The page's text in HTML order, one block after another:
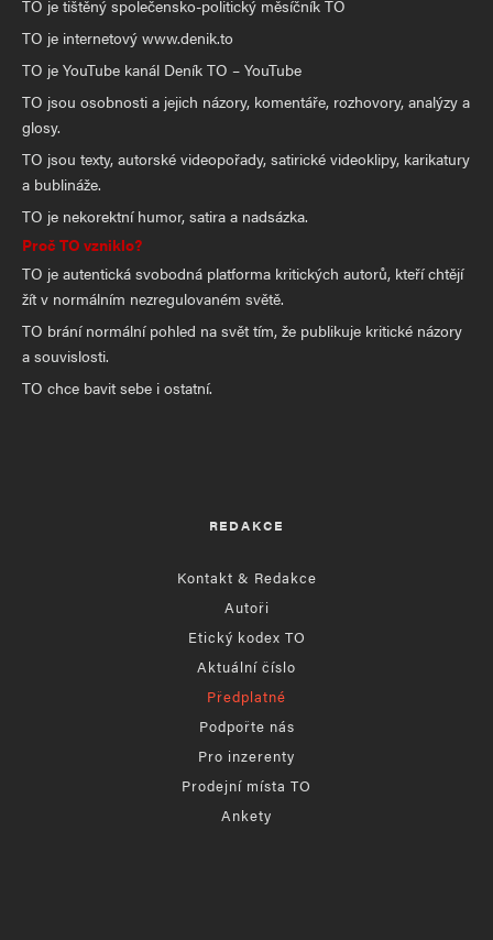
TO je tištěný společensko-politický měsíčník TO
TO je internetový www.denik.to
TO je YouTube kanál Deník TO – YouTube
TO jsou osobnosti a jejich názory, komentáře, rozhovory, analýzy a
glosy.
TO jsou texty, autorské videopořady, satirické videoklipy, karikatury
a bublináže.
TO je nekorektní humor, satira a nadsázka.
Proč TO vzniklo?
TO je autentická svobodná platforma kritických autorů, kteří chtějí
žít v normálním nezregulovaném světě.
TO brání normální pohled na svět tím, že publikuje kritické názory
a souvislosti.
TO chce bavit sebe i ostatní.
REDAKCE
Kontakt & Redakce
Autoři
Etický kodex TO
Aktuální číslo
Předplatné
Podpořte nás
Pro inzerenty
Prodejní místa TO
Ankety